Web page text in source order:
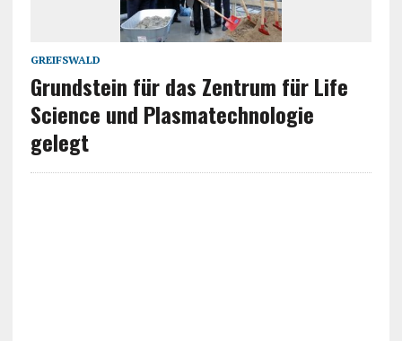
GREIFSWALD
Grundstein für das Zentrum für Life
Science und Plasmatechnologie
gelegt